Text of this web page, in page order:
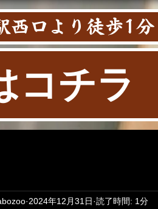
西口より徒歩1分
コチラ
2024年12月31日 読了時間: 1分